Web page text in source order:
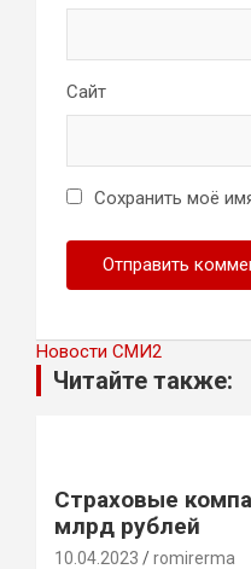
Сайт
Сохранить моё
Новости СМИ2
Читайте также:
Страховые
млрд рублей
10.04.2023 romirerma